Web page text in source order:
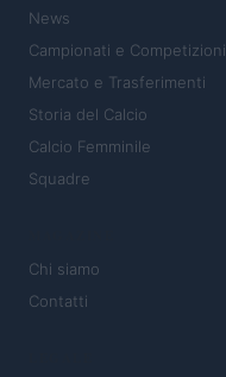
News
Campionati e Competizioni
Mercato e Trasferimenti
Storia del Calcio
Calcio Femminile
Squadre
Chi siamo
Contatti